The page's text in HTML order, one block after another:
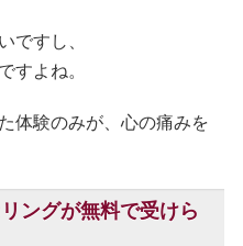
ですし、
すよね。
体験のみが、心の痛みを
ングが無料で受けら